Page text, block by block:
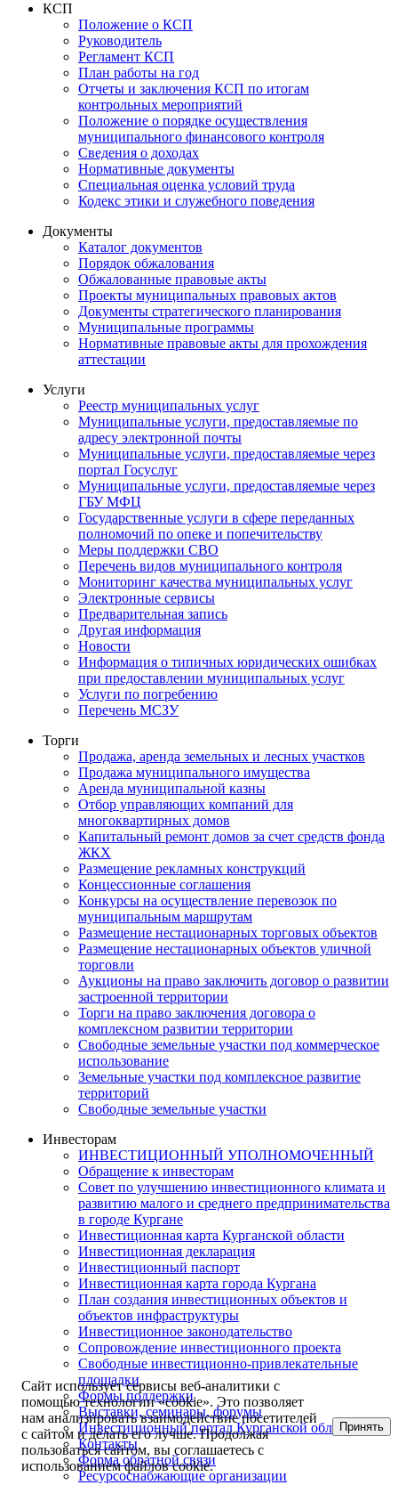
КСП
Положение о КСП
Руководитель
Регламент КСП
План работы на год
Отчеты и заключения КСП по итогам
контрольных мероприятий
Положение о порядке осуществления
муниципального финансового контроля
Сведения о доходах
Нормативные документы
Специальная оценка условий труда
Кодекс этики и служебного поведения
Документы
Каталог документов
Порядок обжалования
Обжалованные правовые акты
Проекты муниципальных правовых актов
Документы стратегического планирования
Муниципальные программы
Нормативные правовые акты для прохождения
аттестации
Услуги
Реестр муниципальных услуг
Муниципальные услуги, предоставляемые по
адресу электронной почты
Муниципальные услуги, предоставляемые через
портал Госуслуг
Муниципальные услуги, предоставляемые через
ГБУ МФЦ
Государственные услуги в сфере переданных
полномочий по опеке и попечительству
Меры поддержки СВО
Перечень видов муниципального контроля
Мониторинг качества муниципальных услуг
Электронные сервисы
Предварительная запись
Другая информация
Новости
Информация о типичных юридических ошибках
при предоставлении муниципальных услуг
Услуги по погребению
Перечень МСЗУ
Торги
Продажа, аренда земельных и лесных участков
Продажа муниципального имущества
Аренда муниципальной казны
Отбор управляющих компаний для
многоквартирных домов
Капитальный ремонт домов за счет средств фонда
ЖКХ
Размещение рекламных конструкций
Концессионные соглашения
Конкурсы на осуществление перевозок по
муниципальным маршрутам
Размещение нестационарных торговых объектов
Размещение нестационарных объектов уличной
торговли
Аукционы на право заключить договор о развитии
застроенной территории
Торги на право заключения договора о
комплексном развитии территории
Свободные земельные участки под коммерческое
использование
Земельные участки под комплексное развитие
территорий
Свободные земельные участки
Инвесторам
ИНВЕСТИЦИОННЫЙ УПОЛНОМОЧЕННЫЙ
Обращение к инвесторам
Совет по улучшению инвестиционного климата и
развитию малого и среднего предпринимательства
в городе Кургане
Инвестиционная карта Курганской области
Инвестиционная декларация
Инвестиционный паспорт
Инвестиционная карта города Кургана
План создания инвестиционных объектов и
объектов инфраструктуры
Инвестиционное законодательство
Сопровождение инвестиционного проекта
Свободные инвестиционно-привлекательные
площадки
Формы поддержки
Выставки, семинары, форумы
Инвестиционный портал Курганской области
Контакты
Форма обратной связи
Ресурсоснабжающие организации
Сайт использует сервисы веб-аналитики с
помощью технологии «cookie». Это позволяет
нам анализировать взаимодействие посетителей
с сайтом и делать его лучше. Продолжая
пользоваться сайтом, вы соглашаетесь с
использованием файлов cookie.
Принять